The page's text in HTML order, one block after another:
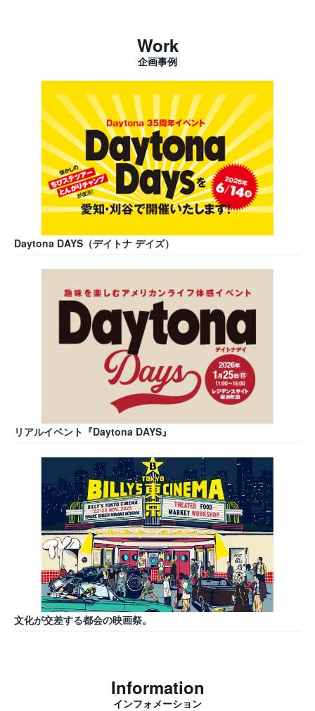
Work
企画事例
Daytona DAYS（デイトナ デイズ）
リアルイベント『Daytona DAYS』
文化が交差する都会の映画祭。
Information
インフォメーション